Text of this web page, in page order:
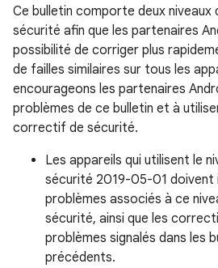
Ce bulletin comporte deux
sécurité afin que les partenaires
possibilité de corriger plus
de failles similaires sur tous les
encourageons les partenaires
problèmes de ce bulletin et à
correctif de sécurité.
Les appareils qui utilisent le
sécurité 2019-05-01 doivent
problèmes associés à ce
sécurité, ainsi que les
problèmes signalés dans les
précédents.